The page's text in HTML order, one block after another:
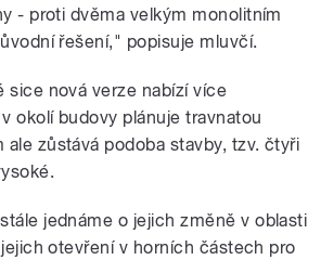
- proti dvěma velkým monolitním
řešení," popisuje mluvčí.
sice nová verze nabízí více
okolí budovy plánuje travnatou
ale zůstává podoba stavby, tzv. čtyři
jednáme o jejich změně v oblasti
otevření v horních částech pro